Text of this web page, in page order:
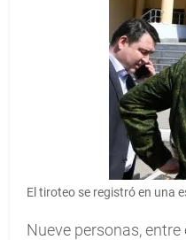
El tiroteo se registró en una
Nueve personas,